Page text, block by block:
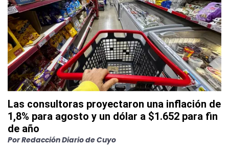
Las consultoras proyectaron una inflación de
1,8% para agosto y un dólar a $1.652 para fin
de año
PorRedacción Diario de Cuyo